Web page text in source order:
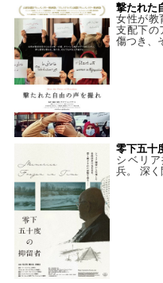
撃たれた
女性が教
支配下の
傷つき、
零下五十
シベリ
兵。 深